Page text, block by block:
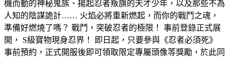
機而動的神秘鬼族、揚起忍者叛旗的天才少年，以及那些不為
人知的陰謀詭計…… 火焰必將重新燃起，而你的戰鬥之魂，
準備好燃燒了嗎？ 戰鬥，突破忍者的極限！ 事前登錄正式展
開， S級寶物現身忍界！ 即日起，只要參與《忍者必須死》
事前預約，正式開服後即可領取限定專屬頭像等獎勵，於此同